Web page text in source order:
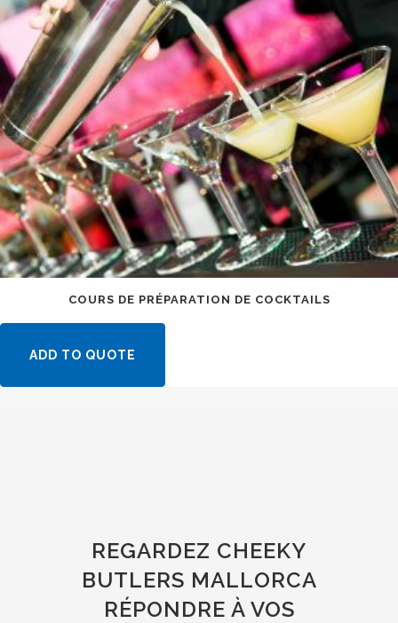
COURS DE PRÉPARATION DE COCKTAILS
ADD TO QUOTE
REGARDEZ CHEEKY
BUTLERS MALLORCA
RÉPONDRE À VOS